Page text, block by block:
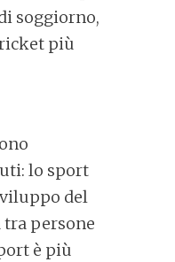
soggiorno,
più
lo sport
del
persone
è più